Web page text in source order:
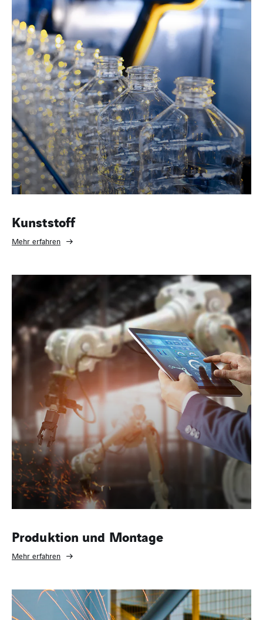
Kunststoff
Mehr erfahren
Produktion und Montage
Mehr erfahren